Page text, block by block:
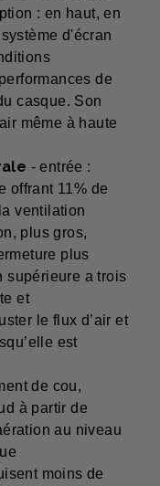
: en haut, en
d'écran
de
casque. Son
même à haute
- entrée :
offrant 11% de
ventilation
plus gros,
plus
supérieure a trois
et
le flux d’air et
est
de cou,
à partir de
au niveau
moins de